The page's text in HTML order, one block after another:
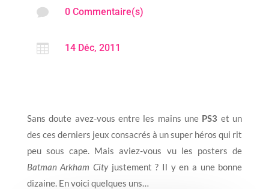
 0 Commentaire(s)
 14 Déc, 2011
Sans doute avez-vous entre les mains une PS3 et un
des ces derniers jeux consacrés à un super héros qui rit
peu sous cape. Mais aviez-vous vu les posters de
Batman Arkham Cityjustement ? Il y en a une bonne
dizaine. En voici quelques uns…